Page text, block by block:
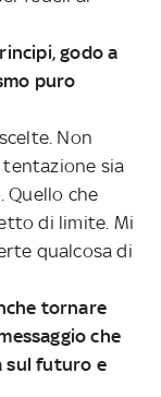
godo a
puro
Non
tentazione sia
Quello che
di limite. Mi
qualcosa di
tornare
che
sul futuro e